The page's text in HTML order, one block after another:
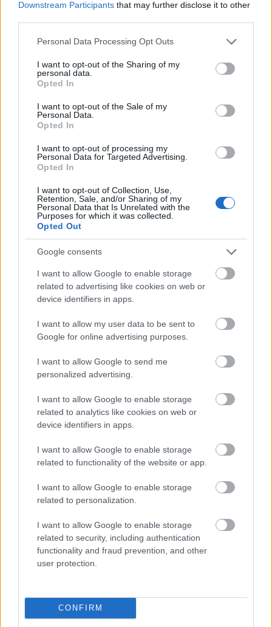
Downstream Participants that may further disclose it to other
Please note that this website/app uses one or more Google
not limited to your visit or usage behaviour. You may click to
grant or deny consent to Google and its third-party tags to
use your data for below specified purposes in below Google
consent section.
Personal Data Processing Opt Outs
I want to opt-out of the Sharing of my
personal data.
Opted In
I want to opt-out of the Sale of my
Personal Data.
Opted In
I want to opt-out of processing my
Personal Data for Targeted Advertising.
Opted In
I want to opt-out of Collection, Use,
Retention, Sale, and/or Sharing of my
Personal Data that Is Unrelated with the
Purposes for which it was collected.
Opted Out
Google consents
I want to allow Google to enable storage
related to advertising like cookies on web or
device identifiers in apps.
I want to allow my user data to be sent to
Google for online advertising purposes.
I want to allow Google to send me
personalized advertising.
I want to allow Google to enable storage
related to analytics like cookies on web or
device identifiers in apps.
I want to allow Google to enable storage
related to functionality of the website or app.
I want to allow Google to enable storage
related to personalization.
I want to allow Google to enable storage
related to security, including authentication
functionality and fraud prevention, and other
user protection.
CONFIRM
hatalmas "sztrájk" felirat csúfítja, míg
Hollandiát úgy ábrázolták, hogy néhány
mecset tornya kandikál ki a területet
labdával önkielégítő focisták "jelképezik", míg
Lengyelországot a melegek zászlóját tartó
Magyarország dinnyékből, szalámiból és
kolbászból készült.
A Techmania körülbelül 10,2 millió cseh
koronát (119 millió forint) fizet a mintegy
felépülő, 16,5-ször 16,5 méteres installációt
azonban csak a múzeum egyik
rekonstruálatlan részében tudják elhelyezni,
ahová a látogatók nem léphetnek be, így csak
három hatalmas ablakon keresztül
Forrás:MTI
Politika Társadalom
Képzőművészet Botrány Képző
LÉTEZIK GYÓGYÍTÓ MÚZEUM?!
A MŰVÉSZET MINDENKIÉ!